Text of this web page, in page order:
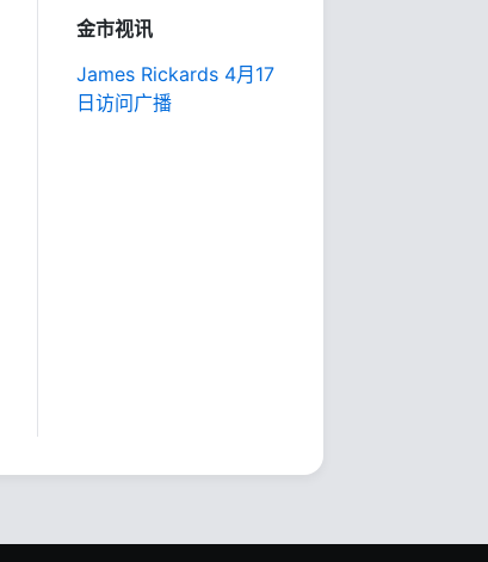
金市视讯
James Rickards 4月17
日访问广播